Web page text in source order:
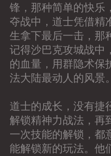
锋，那种简单的快乐
夺战中，道士凭借精
生拿下最后一击，那
记得沙巴克攻城战中
的血量，用群隐术保
法大陆最动人的风景。
道士的成长，没有捷
解锁精神力战法，再
一次技能的解锁，都
能解锁新的玩法。他